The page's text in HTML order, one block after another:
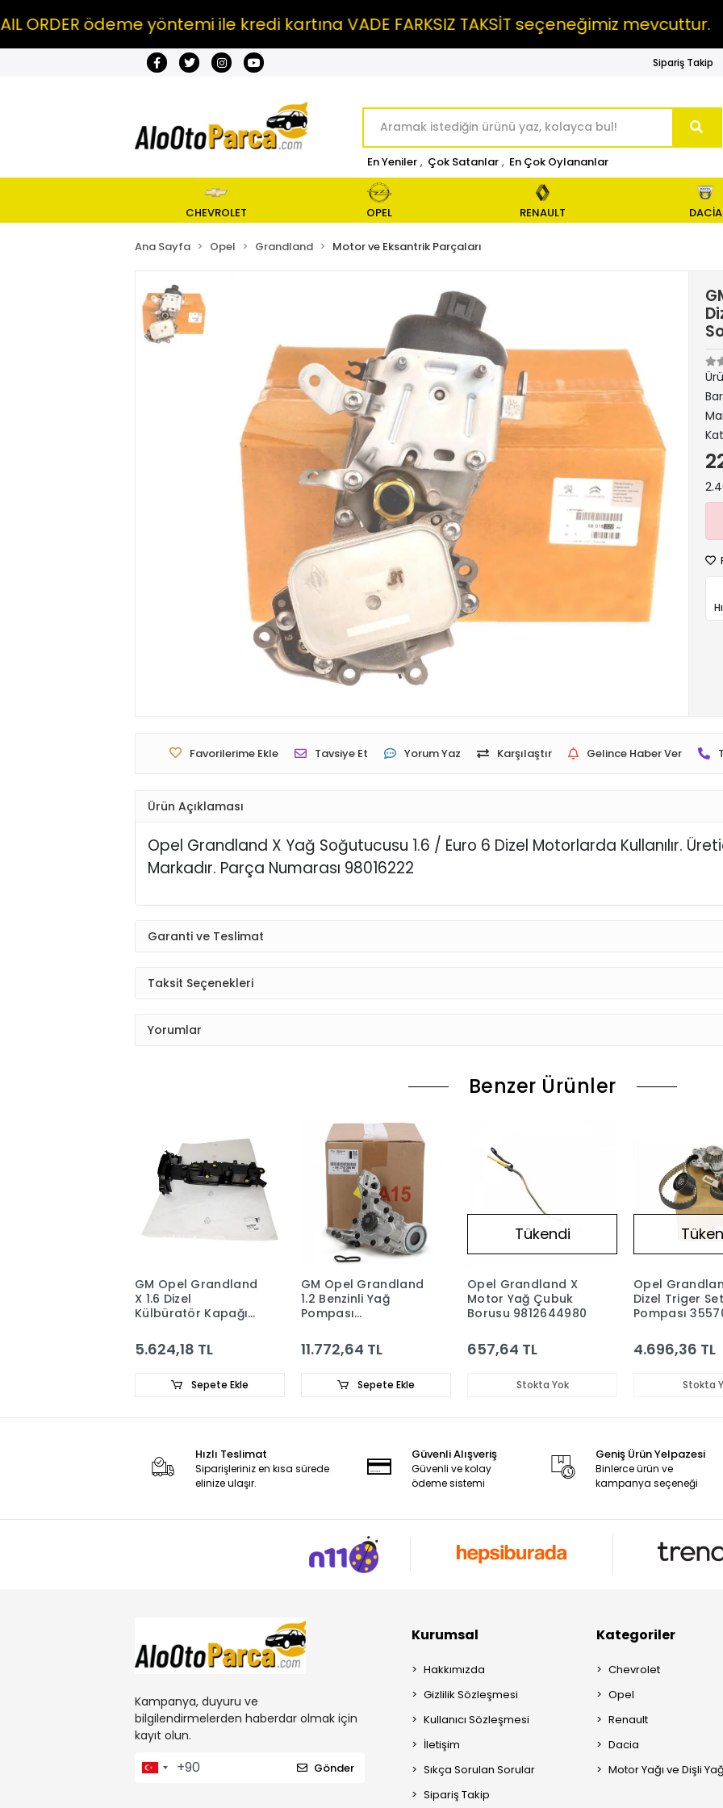
ödeme yöntemi ile kredi kartına VADE FARKSIZ TAKSİT seçeneğimiz mevcuttur.
Sipariş Takip
En Yeniler , Çok Satanlar , En Çok Oylananlar
CHEVROLET OPEL RENAULT DACİA
Ana Sayfa Opel Grandland Motor ve Eksantrik Parçaları
Favorilerime Ekle Tavsiye Et Yorum Yaz Karşılaştır Gelince Haber Ver
Ürün Açıklaması
Opel Grandland X Yağ Soğutucusu 1.6 / Euro 6 Dizel Motorlarda Kullanılır.
Markadır. Parça Numarası 98016222
Garanti ve Teslimat
Taksit Seçenekleri
Yorumlar
Benzer Ürünler
GM Opel Grandland
X 1.6 Dizel
Külbüratör Kapağı
5.624,18 TL
Sepete Ekle
GM Opel Grandland
1.2 Benzinli Yağ
Pompası
11.772,64 TL
Sepete Ekle
Tükendi
Opel Grandland X
Motor Yağ Çubuk
Borusu 9812644980
657,64 TL
Stokta Yok
Opel
Dizel Triger
Pompası
4.696,36 TL
Stokta
Hızlı Teslimat
Siparişleriniz en kısa sürede
elinize ulaşır.
Güvenli Alışveriş
Güvenli ve kolay
ödeme sistemi
Geniş Ürün Yelpazesi
Binlerce ürün ve
kampanya seçeneği
Kampanya, duyuru ve
bilgilendirmelerden haberdar olmak için
kayıt olun.
Gönder
Kurumsal
Hakkımızda
Gizlilik Sözleşmesi
Kullanıcı Sözleşmesi
İletişim
Sıkça Sorulan Sorular
Sipariş Takip
Kategoriler
Chevrolet
Opel
Renault
Dacia
Motor Yağı ve Dişli